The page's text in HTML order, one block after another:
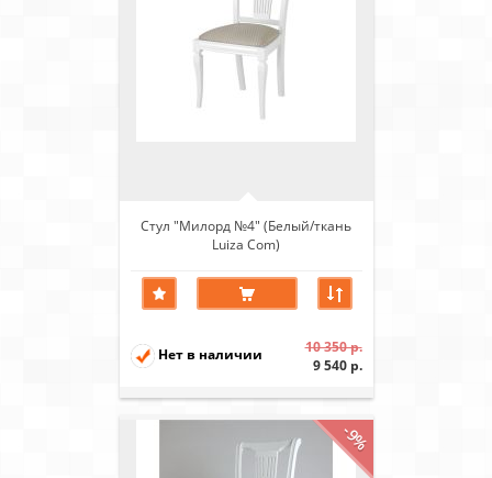
Стул "Милорд №4" (Белый/ткань
Luiza Com)
Нет в наличии
10 350 р.
9 540 р.
-9%